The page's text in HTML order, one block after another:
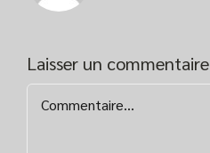
Laisser un commentaire
Commentaire